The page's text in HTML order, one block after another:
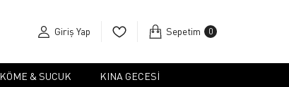
Giriş Yap Sepetim 0
& SUCUK KINA GECESI